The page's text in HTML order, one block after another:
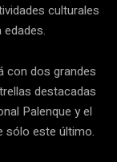
culturales
con dos grandes
destacadas
Palenque y el
sólo este último.